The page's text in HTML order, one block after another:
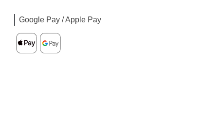
Google Pay / Apple Pay